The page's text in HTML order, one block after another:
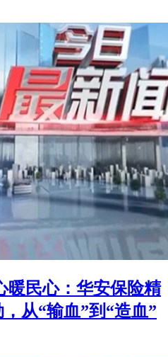
暖民心：华安保险精
从“输血”到“造血”